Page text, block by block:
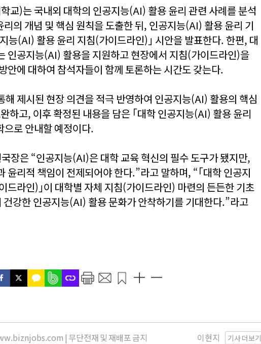
교)는 국내외 대학의 인공지능(AI) 활용 윤리 관련 사례를 분석
의 개념 및 핵심 원칙을 도출한 뒤, 인공지능(AI) 활용 윤리 기
능(AI) 활용 윤리 지침(가이드라인)｣ 시안을 발표한다. 한편, 대
인공지능(AI) 활용을 지원하고 현장에서 지침(가이드라인)을
안에 대하여 참석자들이 함께 토론하는 시간도 갖는다.
해 제시된 현장 의견을 적극 반영하여 인공지능(AI) 활용의 핵심
하고, 이후 확정된 내용을 담은 ｢대학 인공지능(AI) 활용 윤리
로 안내할 예정이다.
장은 “인공지능(AI)은 대학 교육 혁신의 필수 도구가 됐지만,
윤리적 책임이 전제되어야 한다.”라고 말하며, “｢대학 인공지
드라인)｣이 대학별 자체 지침(가이드라인) 마련의 든든한 기초
건강한 인공지능(AI) 활용 문화가 안착하기를 기대한다.”라고
| 무단전재 및 재배포 금지 기사 더보기
이현지